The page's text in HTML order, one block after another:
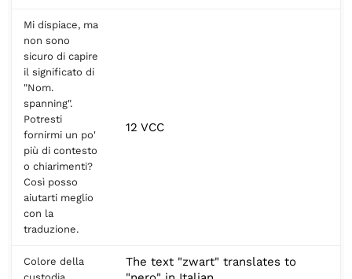
Mi dispiace, ma
non sono
sicuro di capire
il significato di
"Nom.
spanning".
Potresti
fornirmi un po'
più di contesto
o chiarimenti?
Così posso
aiutarti meglio
con la
traduzione.
12 VCC
Colore della
The text "zwart" translates to